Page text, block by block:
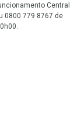
Central
0800 779 8767 de